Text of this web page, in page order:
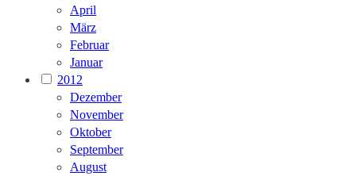
April
März
Februar
Januar
2012
Dezember
November
Oktober
September
August